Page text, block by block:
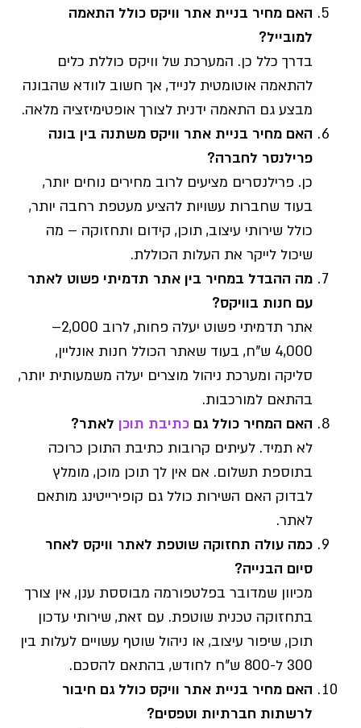
האם מחיר בניית אתר וויקס כולל התאמה
למובייל?
בדרך כלל כן. המערכת של וויקס כוללת כלים
להתאמה אוטומטית לנייד, אך חשוב לוודא שהבונה
מבצע גם התאמה ידנית לצורך אופטימיזציה מלאה.
האם מחיר בניית אתר וויקס משתנה בין בונה
פרילנסר לחברה?
כן. פרילנסרים מציעים לרוב מחירים נוחים יותר,
בעוד שחברות עשויות להציע מעטפת רחבה יותר,
כולל שירותי עיצוב, תוכן, קידום ותחזוקה – מה
שיכול לייקר את העלות הכוללת.
מה ההבדל במחיר בין אתר תדמיתי פשוט לאתר
עם חנות בוויקס?
אתר תדמיתי פשוט יעלה פחות, לרוב 2,000–
4,000 ש"ח, בעוד שאתר הכולל חנות אונליין,
סליקה ומערכת ניהול מוצרים יעלה משמעותית יותר,
בהתאם למורכבות.
האם המחיר כולל גם כתיבת תוכן לאתר?
לא תמיד. לעיתים קרובות כתיבת התוכן כרוכה
בתוספת תשלום. אם אין לך תוכן מוכן, מומלץ
לבדוק האם השירות כולל גם קופירייטינג מותאם
לאתר.
כמה עולה תחזוקה שוטפת לאתר וויקס לאחר
סיום הבנייה?
מכיוון שמדובר בפלטפורמה מבוססת ענן, אין צורך
בתחזוקה טכנית שוטפת. עם זאת, שירותי עדכון
תוכן, שיפור עיצוב, או ניהול שוטף עשויים לעלות בין
300 ל-800 ש"ח לחודש, בהתאם להסכם.
האם מחיר בניית אתר וויקס כולל גם חיבור
לרשתות חברתיות וטפסים?